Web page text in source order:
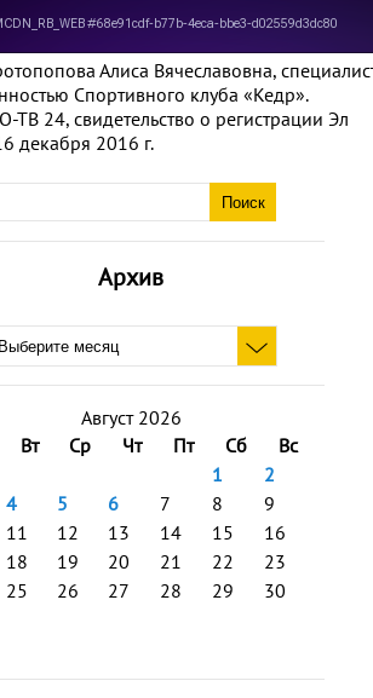
Архив
Август 2026
Вт Ср Чт Пт Сб
Вс
1
2
4 5 6 7 8
9
11 12 13 14 15
16
18 19 20 21 22
23
25 26 27 28 29
30
Алиса Вячеславовна,
Спортивного клуба «Кедр».
24, свидетельство о регистрации Эл
декабря 2016 г.